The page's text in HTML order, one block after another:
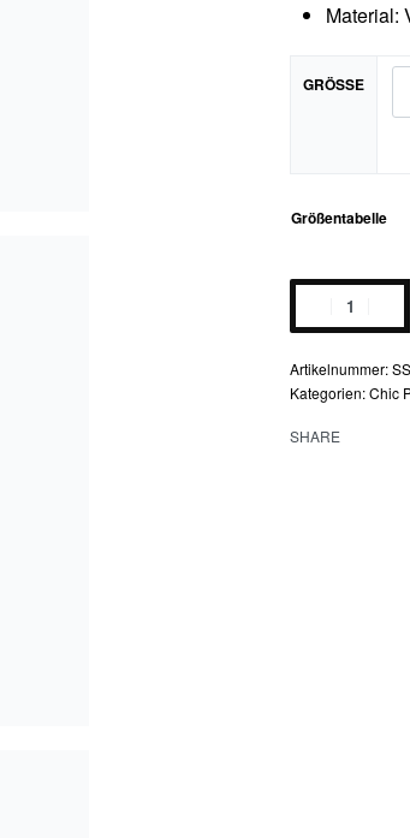
Material:
GRÖSSE
Größentabelle
touch
mini
dress
Menge
Kategorien:Chic
SHARE